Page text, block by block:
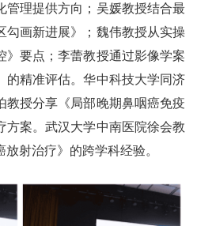
管理提供方向；吴媛教授结合最
勾画新进展》；魏伟教授从实操
》要点；李蕾教授通过影像学案
的精准评估。华中科技大学同济
教授分享《局部晚期鼻咽癌免疫
方案。武汉大学中南医院徐会教
放射治疗》的跨学科经验。